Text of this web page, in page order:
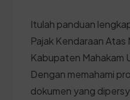
Itulah panduan
Pajak Kendaraan Atas
Kabupaten Mahakam
Dengan memahami
dokumen yang